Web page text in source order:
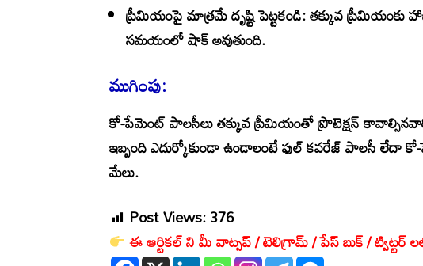
ప్రీమియంపై మాత్రమే దృష్టి పెట్టకండి:తక్కువ
సమయంలో షాక్ అవుతుంది.
ముగింపు:
కో-పేమెంట్ పాలసీలు తక్కువ ప్రీమియంతో ప్రొటెక్షన్
ఇబ్బంది ఎదుర్కోకుండా ఉండాలంటేఫుల్ కవరేజ్ పాలసీలేదా
మేలు.
Post Views:376
ఈ ఆర్టికల్ ని మీ వాట్సప్ / టెలిగ్రామ్ / పేస్ బుక్ /